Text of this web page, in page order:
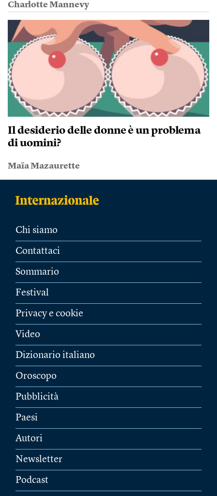
Charlotte Mannevy
Il desiderio delle donne è un problema
di uomini?
Maïa Mazaurette
Chi siamo
Contattaci
Sommario
Festival
Privacy e cookie
Video
Dizionario italiano
Oroscopo
Pubblicità
Paesi
Autori
Newsletter
Podcast